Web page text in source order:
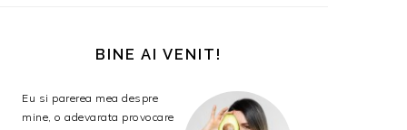
PRINCIPALĂBINE AI VENIT!
Eu si parerea mea despre
mine, o adevarata provocare